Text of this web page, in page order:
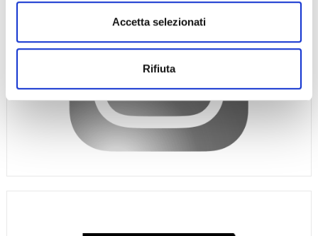
Accetta selezionati
Rifiuta